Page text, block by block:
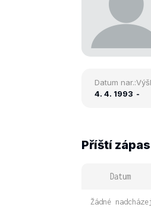
Datum nar.:
4. 4. 1993 -
Příští zápas
Datum
Žádné